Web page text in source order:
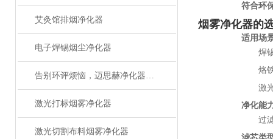
艾灸馆排烟净化器
电子焊锡烟尘净化器
告别环评烦恼，迈思赫净化器助您轻松达标
激光打标烟雾净化器
激光切割布料烟雾净化器
符合环
烟雾净化器的
适用场
焊
烙
激
净化能
过